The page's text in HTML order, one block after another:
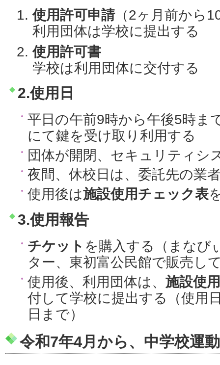
使用許可申請（2ヶ月前から
利用団体は学校に提出する
使用許可書
学校は利用団体に交付する
2.使用日
平日の午前9時から午後5時ま
にて鍵を受け取り利用する
団体が開閉、セキュリティシ
夜間、休校日は、委託先の業
使用後は施設使用チェック表
3.使用報告
チケット を購入する（まなび
ター、東初富公民館で販売し
使用後、利用団体は、 施設使
付して学校に提出する（使用
日まで）
令和7年4月から、中学校運